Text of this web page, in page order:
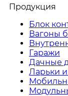
Продукция
Блок
Вагоны
Гаражи
Дачные
Ларьки